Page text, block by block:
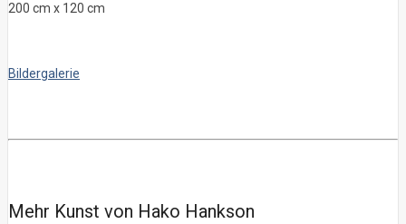
200 cm x 120 cm
Bildergalerie
Mehr Kunst von Hako Hankson